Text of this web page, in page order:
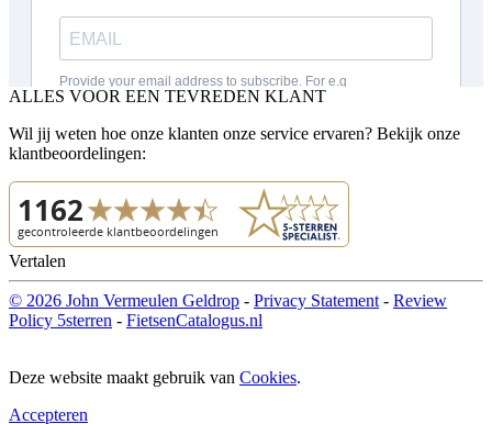
ALLES VOOR EEN TEVREDEN KLANT
Wil jij weten hoe onze klanten onze service ervaren? Bekijk onze
klantbeoordelingen:
Vertalen
© 2026 John Vermeulen Geldrop - Privacy Statement - Review
Policy 5sterren - FietsenCatalogus.nl
Deze website maakt gebruik van Cookies.
Accepteren